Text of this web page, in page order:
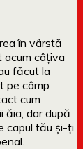
în vârstă
acum câțiva
făcut la
pe câmp
cum
ăia, dar după
capul tău și-ți